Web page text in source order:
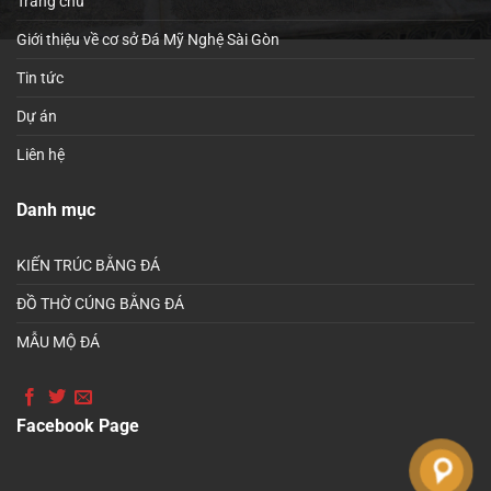
Giới thiệu về cơ sở Đá Mỹ Nghệ Sài Gòn
Tin tức
Dự án
Liên hệ
Danh mục
KIẾN TRÚC BẰNG ĐÁ
ĐỒ THỜ CÚNG BẰNG ĐÁ
MẪU MỘ ĐÁ
Facebook Page